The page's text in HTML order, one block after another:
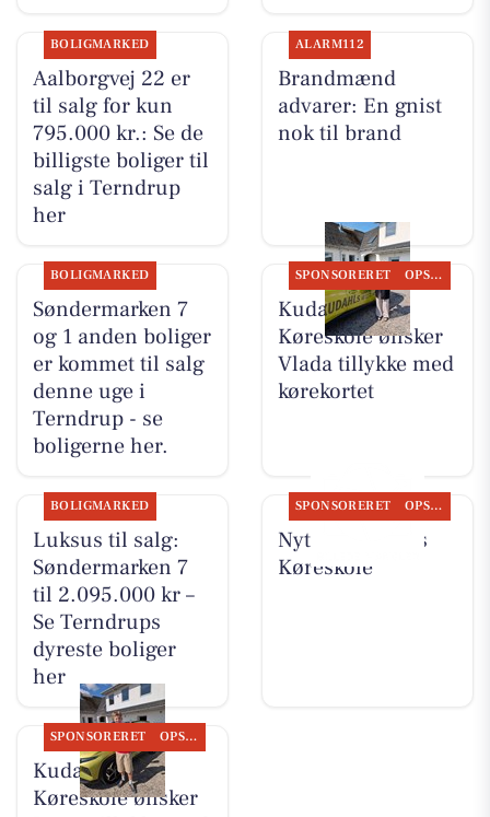
BOLIGMARKED
Aalborgvej 22 er
til salg for kun
795.000 kr.: Se de
billigste boliger til
salg i Terndrup
her
ALARM112
Brandmænd
advarer: En gnist
nok til brand
BOLIGMARKED
Søndermarken 7
og 1 anden boliger
er kommet til salg
denne uge i
Terndrup - se
boligerne her.
SPONSORERET OPSLAGSTAVLEN
Kudahls
Køreskole ønsker
Vlada tillykke med
kørekortet
BOLIGMARKED
Luksus til salg:
Søndermarken 7
til 2.095.000 kr –
Se Terndrups
dyreste boliger
her
SPONSORERET OPSLAGSTAVLEN
Nyt fra Kudahls
Køreskole
SPONSORERET OPSLAGSTAVLEN
Kudahls
Køreskole ønsker